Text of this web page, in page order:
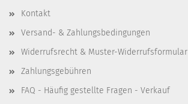
Kontakt
Versand- & Zahlungsbedingungen
Widerrufsrecht & Muster-Widerrufsformular
Zahlungsgebühren
FAQ - Häufig gestellte Fragen - Verkauf